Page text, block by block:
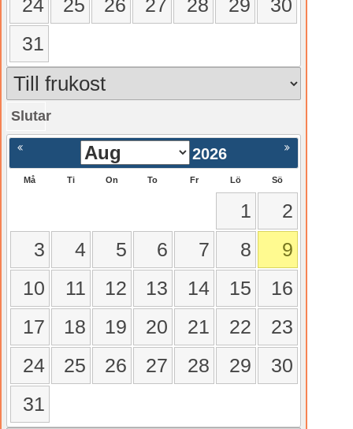
24 25 26 27 28 29
30
31
Slutar
Nästa >
2026
Må Ti On To Fr Lö Sö
1
2
3
4 5 6 7 8
9
10
11 12 13 14 15
16
17
18 19 20 21 22
23
24
25 26 27 28 29
30
31